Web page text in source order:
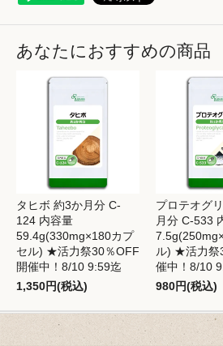
あなたにおすすめの商品
タヒボ 約3か月分 C-
124 内容量
59.4g(330mg×180カプ
セル) ★活力祭30％OFF
開催中！8/10 9:59迄
1,350円(税込)
プロテオグ
月分 C-533
ル) ★活力祭
催中！8/10
980円(税込)